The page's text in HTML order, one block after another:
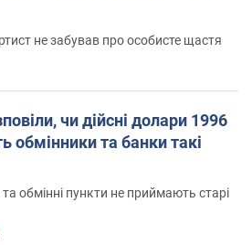
не забував про особисте щастя
чи дійсні долари 1996
обмінники та банки такі
обмінні пункти не приймають старі